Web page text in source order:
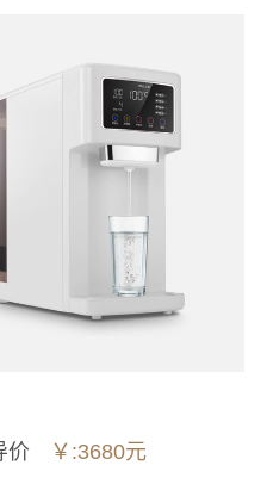
价 ￥:3680元